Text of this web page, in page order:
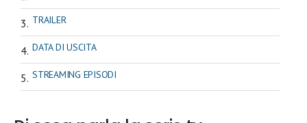
TRAILER
DATA DI USCITA
STREAMING EPISODI